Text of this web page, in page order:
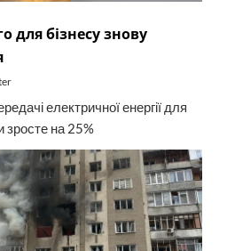
для бізнесу знову
електричної енергії для
зросте на 25%